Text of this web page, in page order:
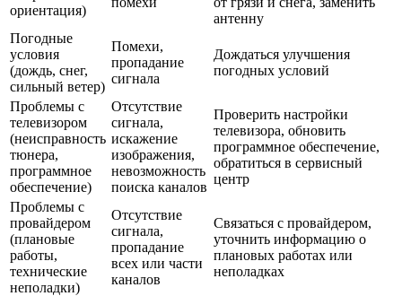
ориентация)
антенну
Погодные
условия
(дождь, снег,
сильный ветер)
Помехи,
пропадание
сигнала
Дождаться улучшения
погодных условий
Проблемы с
телевизором
(неисправность
тюнера,
программное
обеспечение)
Отсутствие
сигнала,
искажение
изображения,
невозможность
поиска каналов
Проверить настройки
телевизора, обновить
программное обеспечение,
обратиться в сервисный
центр
Проблемы с
провайдером
(плановые
работы,
технические
неполадки)
Отсутствие
сигнала,
пропадание
всех или части
каналов
Связаться с провайдером,
уточнить информацию о
плановых работах или
неполадках